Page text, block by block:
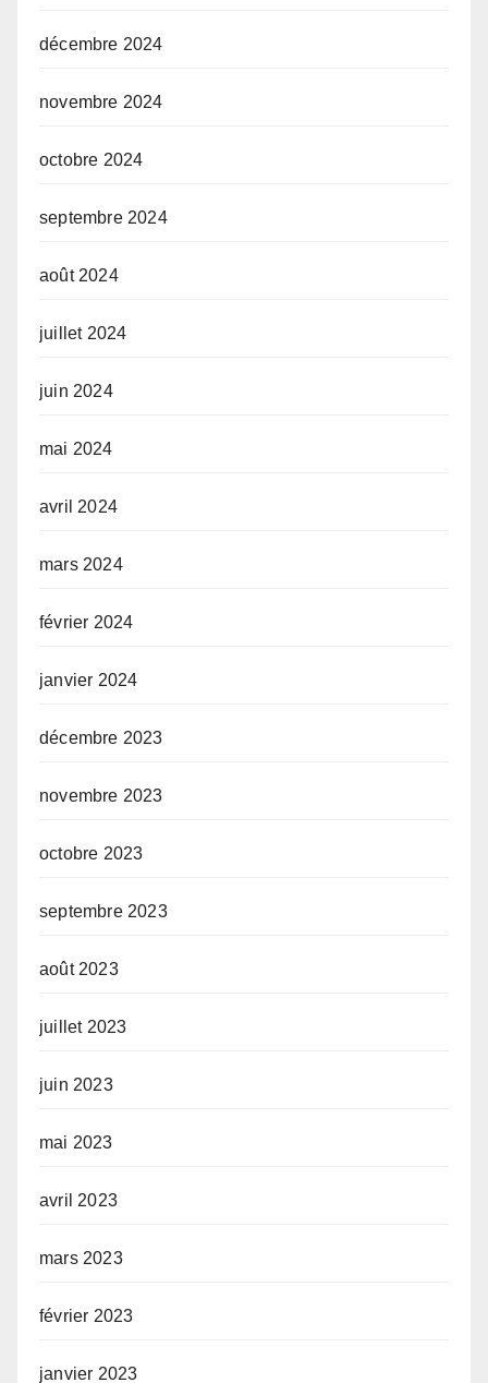
décembre 2024
novembre 2024
octobre 2024
septembre 2024
août 2024
juillet 2024
juin 2024
mai 2024
avril 2024
mars 2024
février 2024
janvier 2024
décembre 2023
novembre 2023
octobre 2023
septembre 2023
août 2023
juillet 2023
juin 2023
mai 2023
avril 2023
mars 2023
février 2023
janvier 2023